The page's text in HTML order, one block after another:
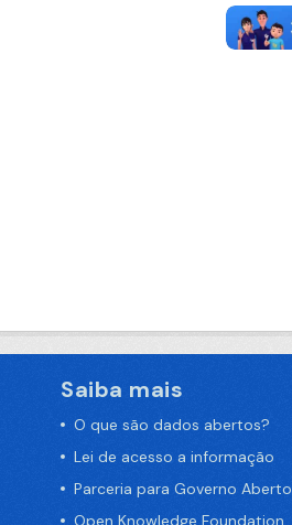
Saiba mais
O que são dados abertos?
Lei de acesso a informação
Parceria para Governo Aberto
Open Knowledge Foundation